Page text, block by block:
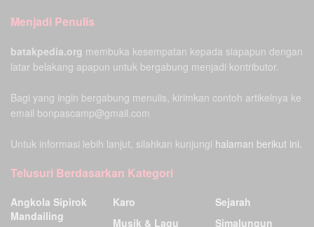
Menjadi Penulis
batakpedia.org membuka kesempatan kepada siapapun dengan
latar belakang apapun untuk bergabung menjadi kontributor.
Bagi yang ingin bergabung menulis, kirimkan contoh artikelnya ke
email bonpascamp@gmail.com
Untuk informasi lebih lanjut, silahkan kunjungi halaman berikut ini.
Telusuri Berdasarkan Kategori
Angkola Sipirok
Mandailing
Karo
Musik & Lagu
Sejarah
Simalungun